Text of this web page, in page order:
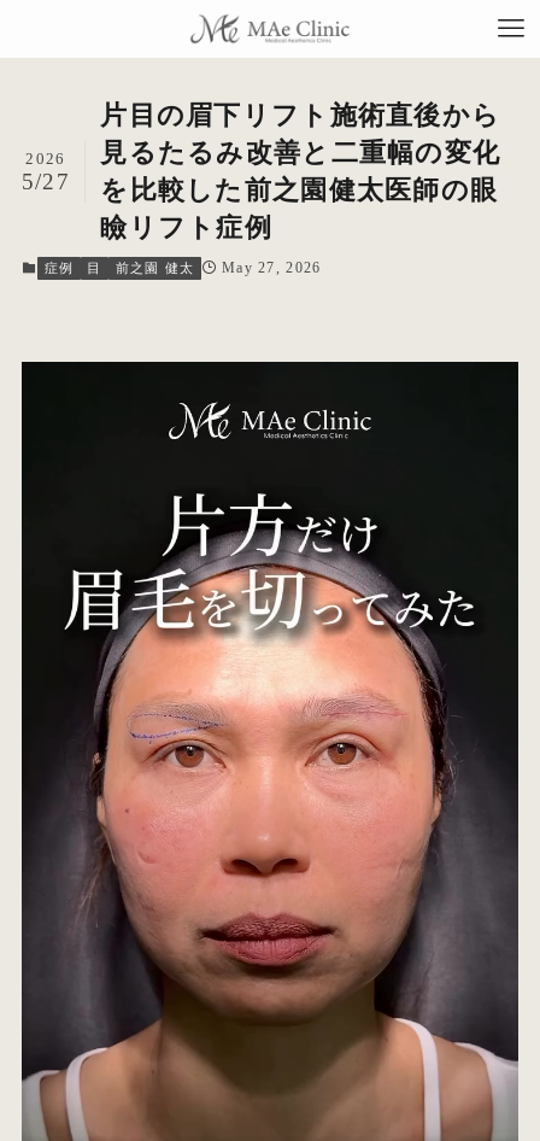
片目の眉下リフト施術直後から
見るたるみ改善と二重幅の変化
を比較した前之園健太医師の眼
瞼リフト症例
2026
5/27
症例 目 前之園 健太 May 27, 2026